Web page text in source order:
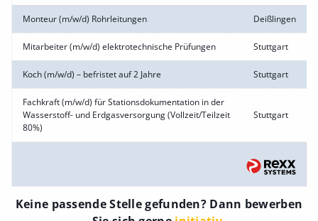
Monteur (m/w/d) Rohrleitungen Deißlingen
Mitarbeiter (m/w/d) elektrotechnische Prüfungen Stuttgart
Koch (m/w/d) – befristet auf 2 Jahre Stuttgart
Fachkraft (m/w/d) für Stationsdokumentation in der
Wasserstoff- und Erdgasversorgung (Vollzeit/Teilzeit
80%)
Stuttgart
Keine passende Stelle gefunden? Dann bewerben